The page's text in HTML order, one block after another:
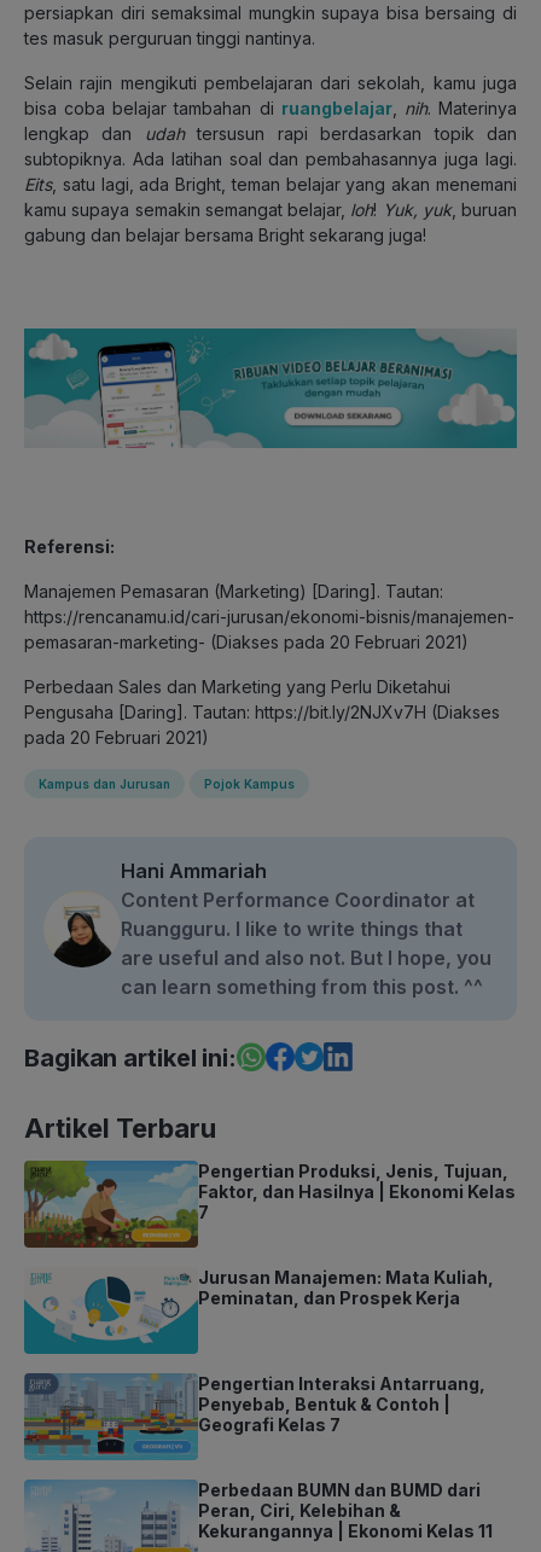
persiapkan diri semaksimal mungkin supaya bisa bersaing di
tes masuk perguruan tinggi nantinya.
Selain rajin mengikuti pembelajaran dari sekolah, kamu juga
bisa coba belajar tambahan di ruangbelajar, nih. Materinya
lengkap dan udahtersusun rapi berdasarkan topik dan
subtopiknya. Ada latihan soal dan pembahasannya juga lagi.
Eits, satu lagi, ada Bright, teman belajar yang akan menemani
kamu supaya semakin semangat belajar, loh! Yuk, yuk, buruan
gabung dan belajar bersama Bright sekarang juga!
Referensi:
Manajemen Pemasaran (Marketing) [Daring]. Tautan:
https://rencanamu.id/cari-jurusan/ekonomi-bisnis/manajemen-
pemasaran-marketing- (Diakses pada 20 Februari 2021)
Perbedaan Sales dan Marketing yang Perlu Diketahui
Pengusaha [Daring]. Tautan: https://bit.ly/2NJXv7H (Diakses
pada 20 Februari 2021)
Kampus dan Jurusan Pojok Kampus
Hani Ammariah
Content Performance Coordinator at
Ruangguru. I like to write things that
are useful and also not. But I hope, you
can learn something from this post. ^^
Bagikan artikel ini:
Artikel Terbaru
Pengertian Produksi, Jenis, Tujuan,
Faktor, dan Hasilnya | Ekonomi Kelas
7
Jurusan Manajemen: Mata Kuliah,
Peminatan, dan Prospek Kerja
Pengertian Interaksi Antarruang,
Penyebab, Bentuk & Contoh |
Geografi Kelas 7
Perbedaan BUMN dan BUMD dari
Peran, Ciri, Kelebihan &
Kekurangannya | Ekonomi Kelas 11